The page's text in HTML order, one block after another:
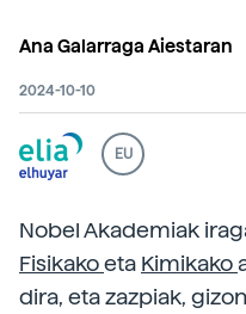
Ana Galarraga Aiestaran
2024-10-10
EU
Nobel Akademiak
Fisikakoeta Kimikako
dira, eta zazpiak,